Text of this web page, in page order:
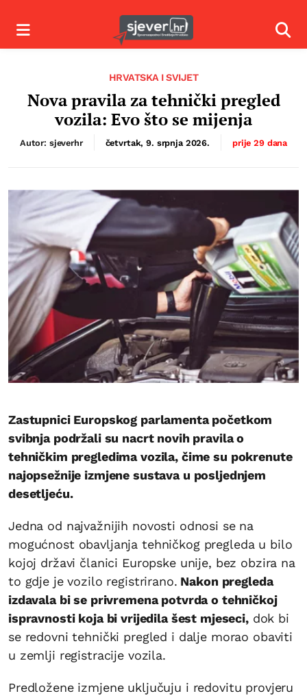
Izbornik
HRVATSKA I SVIJET
Nova pravila za tehnički pregled
vozila: Evo što se mijenja
Autor: sjeverhr četvrtak, 9. srpnja 2026. prije 29 dana
Zastupnici Europskog parlamenta početkom
svibnja podržali su nacrt novih pravila o
tehničkim pregledima vozila, čime su pokrenute
najopsežnije izmjene sustava u posljednjem
desetljeću.
Jedna od najvažnijih novosti odnosi se na
mogućnost obavljanja tehničkog pregleda u bilo
kojoj državi članici Europske unije, bez obzira na
to gdje je vozilo registrirano. Nakon pregleda
izdavala bi se privremena potvrda o tehničkoj
ispravnosti koja bi vrijedila šest mjeseci,dok bi
se redovni tehnički pregled i dalje morao obaviti
u zemlji registracije vozila.
Predložene izmjene uključuju i redovitu provjeru